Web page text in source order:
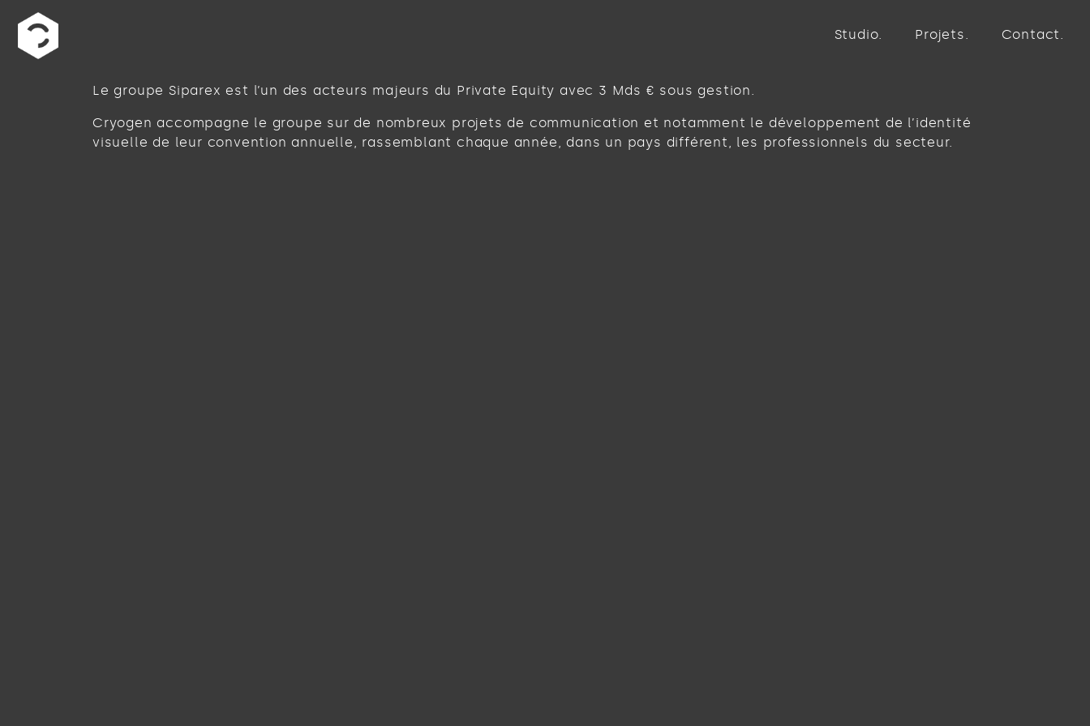
Studio Projets Contact
Le groupe Siparex est l’un des acteurs majeurs du Private Equity avec 3 Mds € sous gestion.
Cryogen accompagne le groupe sur de nombreux projets de communication et notamment le développement de l’identité
visuelle de leur convention annuelle, rassemblant chaque année, dans un pays différent, les professionnels du secteur.